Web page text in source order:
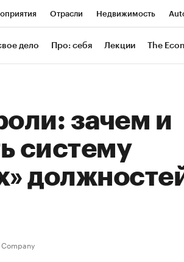
Отрасли Недвижимость
РБК Life Тренды
дело Про: себя Лекции The
зачем и
систему
Company